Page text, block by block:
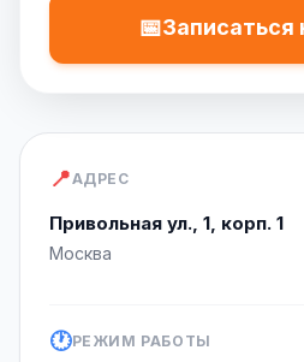
📅Записаться
📍АДРЕС
Привольная ул., 1, корп. 1
Москва
🕐РЕЖИМ РАБОТЫ